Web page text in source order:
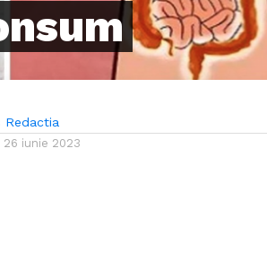
Redactia
26 iunie 2023